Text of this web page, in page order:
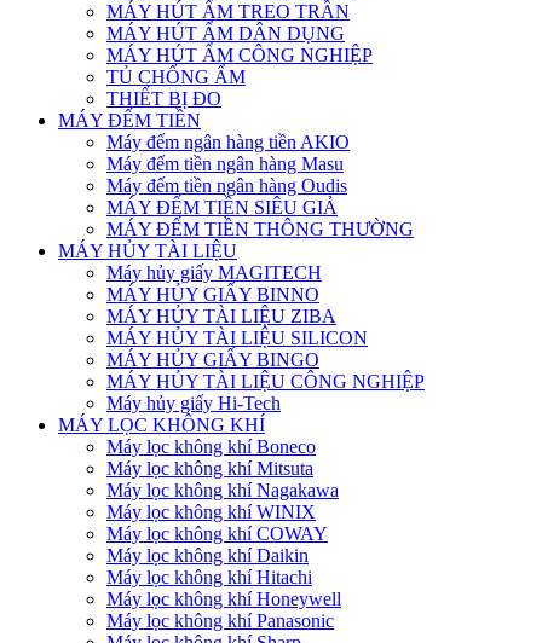
MÁY HÚT ẨM TREO TRẦN
MÁY HÚT ẨM DÂN DỤNG
MÁY HÚT ẨM CÔNG NGHIỆP
TỦ CHỐNG ẨM
THIẾT BỊ ĐO
MÁY ĐẾM TIỀN
Máy đếm ngân hàng tiền AKIO
Máy đếm tiền ngân hàng Masu
Máy đếm tiền ngân hàng Oudis
MÁY ĐẾM TIỀN SIÊU GIẢ
MÁY ĐẾM TIỀN THÔNG THƯỜNG
MÁY HỦY TÀI LIỆU
Máy hủy giấy MAGITECH
MÁY HỦY GIẤY BINNO
MÁY HỦY TÀI LIỆU ZIBA
MÁY HỦY TÀI LIỆU SILICON
MÁY HỦY GIẤY BINGO
MÁY HỦY TÀI LIỆU CÔNG NGHIỆP
Máy hủy giấy Hi-Tech
MÁY LỌC KHÔNG KHÍ
Máy lọc không khí Boneco
Máy lọc không khí Mitsuta
Máy lọc không khí Nagakawa
Máy lọc không khí WINIX
Máy lọc không khí COWAY
Máy lọc không khí Daikin
Máy lọc không khí Hitachi
Máy lọc không khí Honeywell
Máy lọc không khí Panasonic